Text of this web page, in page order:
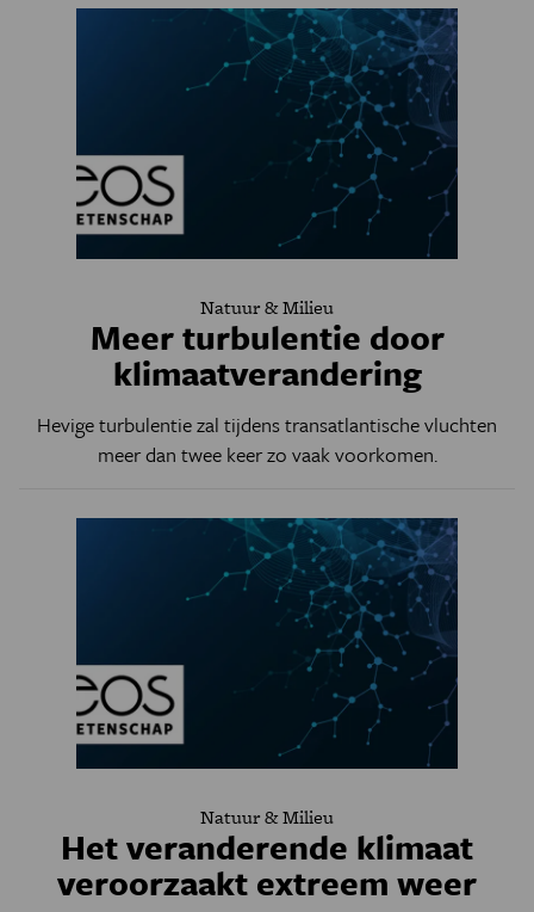
Natuur & Milieu
Meer turbulentie door
klimaatverandering
Hevige turbulentie zal tijdens transatlantische vluchten
meer dan twee keer zo vaak voorkomen.
Natuur & Milieu
Het veranderende klimaat
veroorzaakt extreem weer